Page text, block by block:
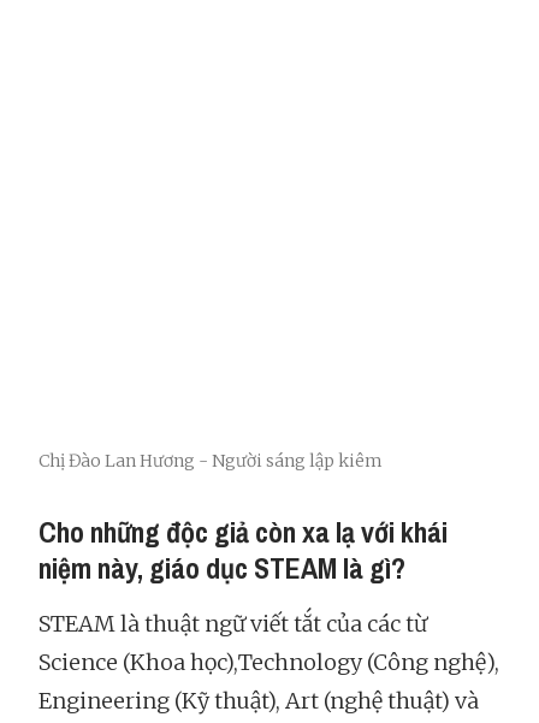
Chị Đào Lan Hương - Người sáng lập kiêm
Cho những độc giả còn xa lạ với khái
niệm này, giáo dục STEAM là gì?
STEAM là thuật ngữ viết tắt của các từ
Science (Khoa học),Technology (Công nghệ),
Engineering (Kỹ thuật), Art (nghệ thuật) và